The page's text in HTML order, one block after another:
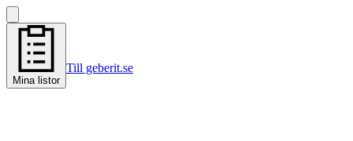
Mina listor
Till geberit.se